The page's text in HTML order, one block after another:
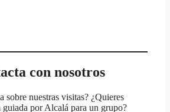
con nosotros
sobre nuestras visitas? ¿Quieres
por Alcalá para un grupo?